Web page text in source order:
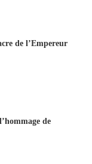
de l’Empereur
de